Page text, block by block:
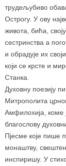
трудељубиво
Острогу. У ову
живота, бића,
сестринства а
и обрадује их
који се крсте и
Станка.
Духовну поезију
Митрополита
Амфилохија, коме
благослову
Пјесме које пише
монаштву,
инспиришу. У